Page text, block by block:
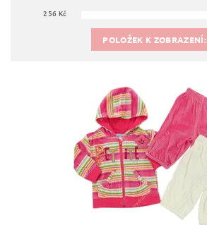
256 Kč
POLOŽEK K ZOBRAZENÍ: